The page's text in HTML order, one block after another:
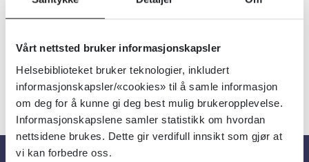
Vårt nettsted bruker informasjonskapsler
Helsebiblioteket bruker teknologier, inkludert
informasjonskapsler/«cookies» til å samle informasjon
om deg for å kunne gi deg best mulig brukeropplevelse.
Informasjonskapslene samler statistikk om hvordan
nettsidene brukes. Dette gir verdifull innsikt som gjør at
vi kan forbedre oss.